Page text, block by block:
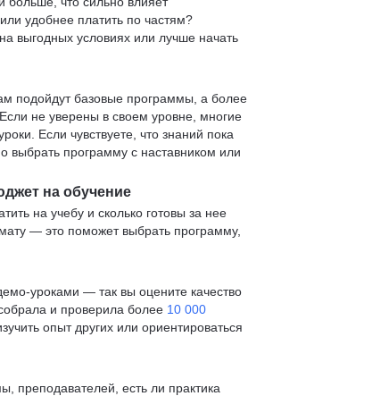
удобнее платить по частям?
выгодных условиях или лучше начать
подойдут базовые программы, а более
не уверены в своем уровне, многие
Если чувствуете, что знаний пока
выбрать программу с наставником или
на обучение
на учебу и сколько готовы за нее
— это поможет выбрать программу,
уроками — так вы оцените качество
и проверила более 10 000
опыт других или ориентироваться
преподавателей, есть ли практика